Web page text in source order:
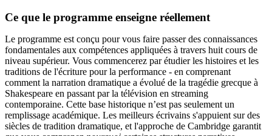
Ce que le programme enseigne réellement
Le programme est conçu pour vous faire passer des connaissances
fondamentales aux compétences appliquées à travers huit cours de
niveau supérieur. Vous commencerez par étudier les histoires et les
traditions de l'écriture pour la performance - en comprenant
comment la narration dramatique a évolué de la tragédie grecque à
Shakespeare en passant par la télévision en streaming
contemporaine. Cette base historique n’est pas seulement un
remplissage académique. Les meilleurs écrivains s'appuient sur des
siècles de tradition dramatique, et l'approche de Cambridge garantit